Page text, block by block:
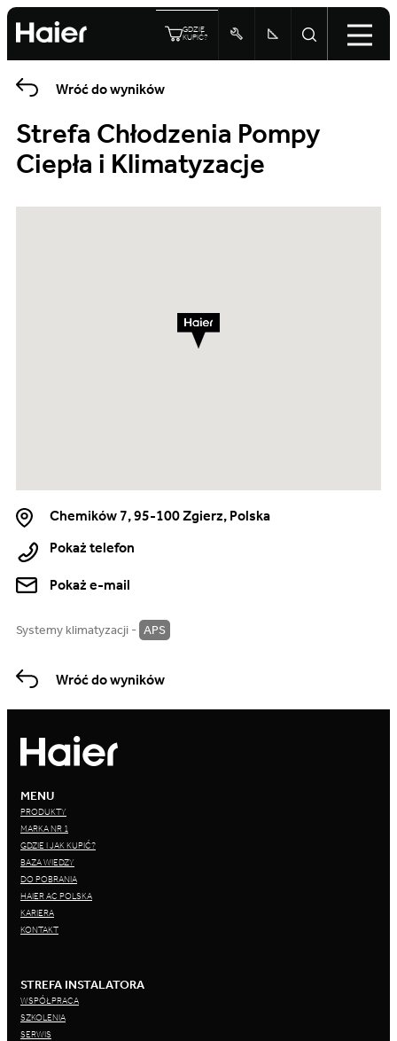
GDZIE
KUPIĆ?
Wróć do wyników
Strefa Chłodzenia Pompy
Ciepła i Klimatyzacje
Chemików 7, 95-100 Zgierz, Polska
Pokaż telefon
Pokaż e-mail
Systemy klimatyzacji - APS
Wróć do wyników
MENU
PRODUKTY
MARKA NR 1
GDZIE I JAK KUPIĆ?
BAZA WIEDZY
DO POBRANIA
HAIER AC POLSKA
KARIERA
KONTAKT
STREFA INSTALATORA
WSPÓŁPRACA
SZKOLENIA
SERWIS